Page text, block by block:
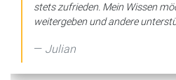
stets zufrieden. Mein Wissen
weitergeben und andere
Julian